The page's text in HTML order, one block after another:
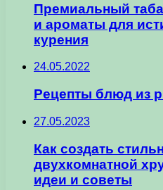
Премиальный
и ароматы для
курения
24.05.2022
Рецепты блюд из
27.05.2023
Как создать
двухкомнатной
идеи и советы